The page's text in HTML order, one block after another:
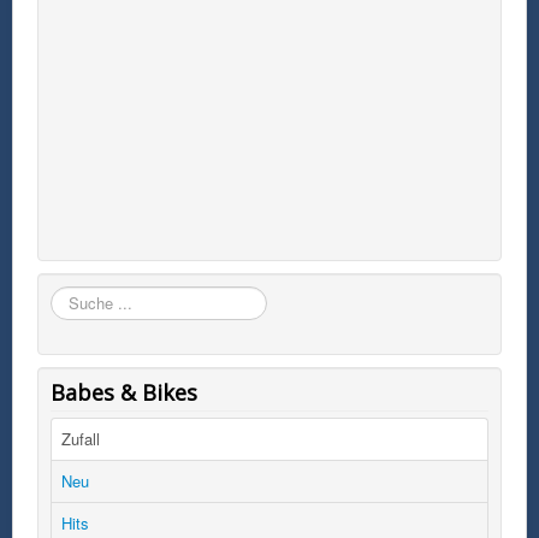
Suchen
Babes & Bikes
Zufall
Neu
Hits